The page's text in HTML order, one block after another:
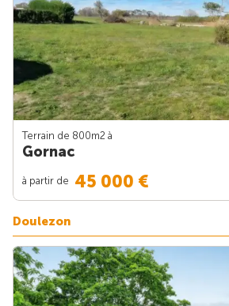
Terrain de 800m2 à
Gornac
à partir de 45 000 €
Doulezon